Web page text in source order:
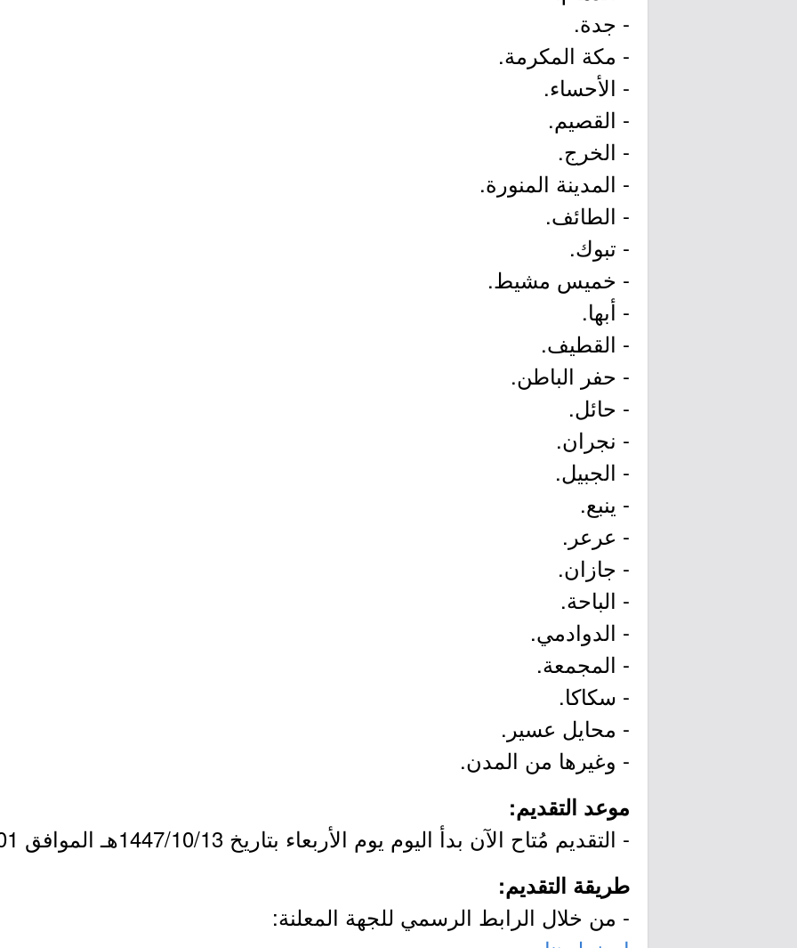
- جدة.
- مكة المكرمة.
- الأحساء.
- القصيم.
- الخرج.
- المدينة المنورة.
- الطائف.
- تبوك.
- خميس مشيط.
- أبها.
- القطيف.
- حفر الباطن.
- حائل.
- نجران.
- الجبيل.
- ينبع.
- عرعر.
- جازان.
- الباحة.
- الدوادمي.
- المجمعة.
- سكاكا.
- محايل عسير.
- وغيرها من المدن.
موعد التقديم:
- التقديم مُتاح الآن بدأ اليوم يوم الأربعاء بتاريخ 1447/10/13هـ الموافق 2026/04/01م.
طريقة التقديم:
- من خلال الرابط الرسمي للجهة المعلنة: